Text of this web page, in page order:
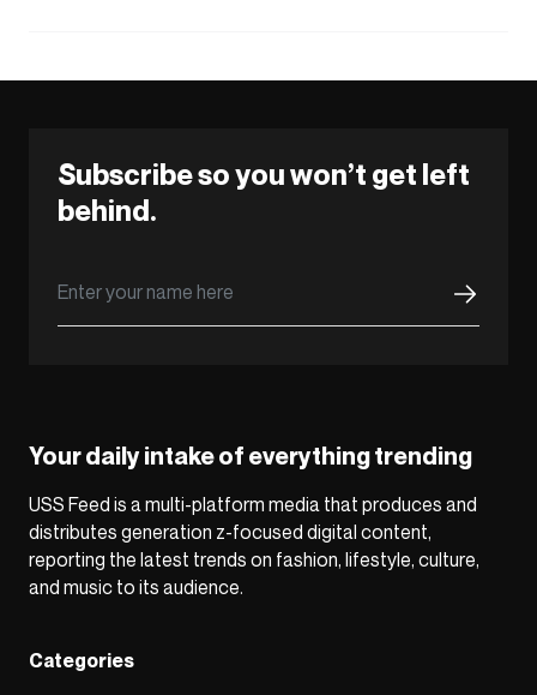
Subscribe so you won’t get left
behind.
Your daily intake of everything trending
USS Feed is a multi-platform media that produces and
distributes generation z-focused digital content,
reporting the latest trends on fashion, lifestyle, culture,
and music to its audience.
Categories